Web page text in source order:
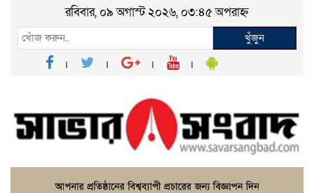
রবিবার, ০৯ অগাস্ট ২০২৬, ০৩:৪৫ অপরাহ্ন
খুঁজুন